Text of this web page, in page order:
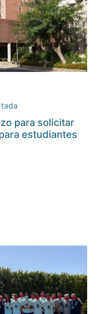
para solicitar
estudiantes